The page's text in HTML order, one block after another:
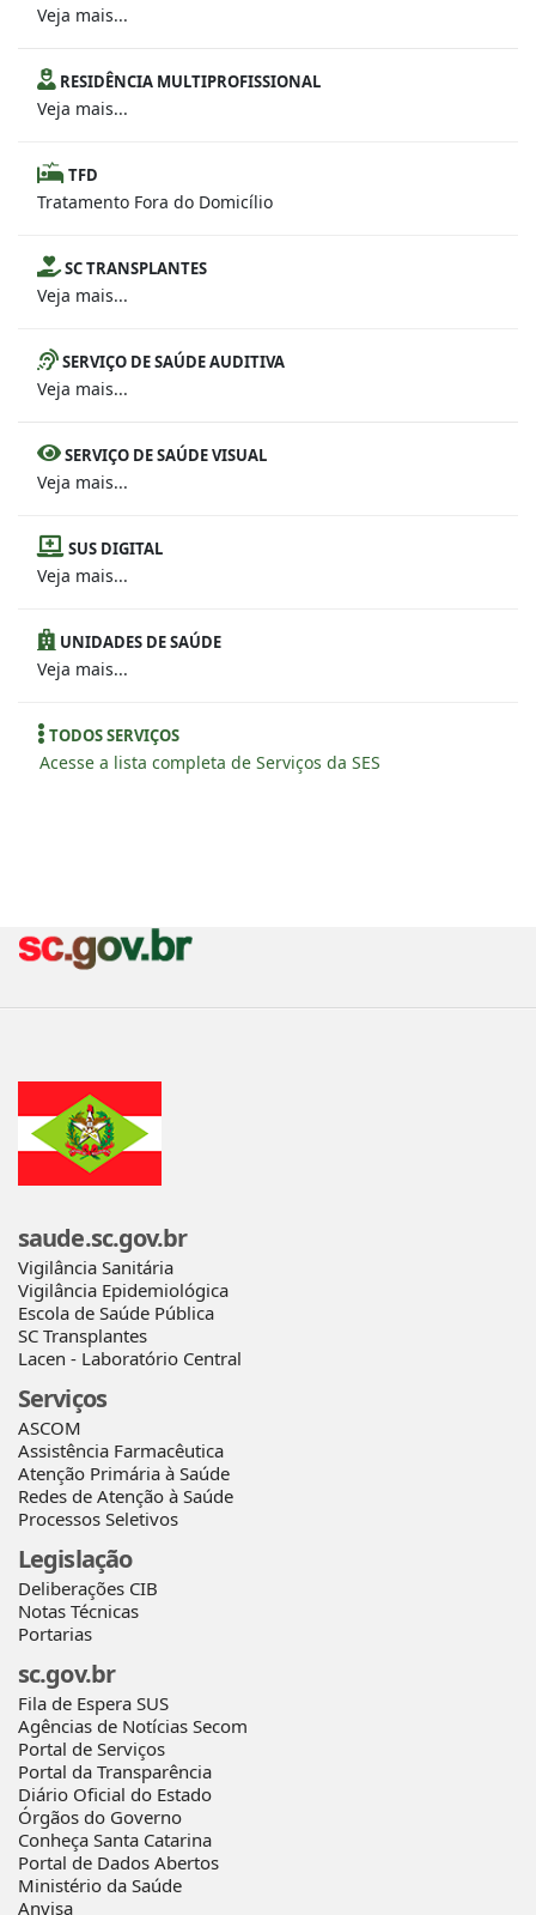
Veja mais...
RESIDÊNCIA MULTIPROFISSIONAL
Veja mais...
TFD
Tratamento Fora do Domicílio
SC TRANSPLANTES
Veja mais...
SERVIÇO DE SAÚDE AUDITIVA
Veja mais...
SERVIÇO DE SAÚDE VISUAL
Veja mais...
SUS DIGITAL
Veja mais...
UNIDADES DE SAÚDE
Veja mais...
TODOS SERVIÇOS
Acesse a lista completa de Serviços da SES
saude.sc.gov.br
Vigilância Sanitária
Vigilância Epidemiológica
Escola de Saúde Pública
SC Transplantes
Lacen - Laboratório Central
Serviços
ASCOM
Assistência Farmacêutica
Atenção Primária à Saúde
Redes de Atenção à Saúde
Processos Seletivos
Legislação
Deliberações CIB
Notas Técnicas
Portarias
sc.gov.br
Fila de Espera SUS
Agências de Notícias Secom
Portal de Serviços
Portal da Transparência
Diário Oficial do Estado
Órgãos do Governo
Conheça Santa Catarina
Portal de Dados Abertos
Ministério da Saúde
Anvisa